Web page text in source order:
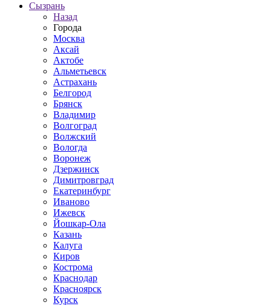
Сызрань
Назад
Города
Москва
Аксай
Актобе
Альметьевск
Астрахань
Белгород
Брянск
Владимир
Волгоград
Волжский
Вологда
Воронеж
Дзержинск
Димитровград
Екатеринбург
Иваново
Ижевск
Йошкар-Ола
Казань
Калуга
Киров
Кострома
Краснодар
Красноярск
Курск